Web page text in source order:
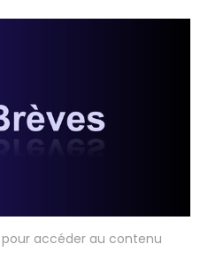
accéder au contenu